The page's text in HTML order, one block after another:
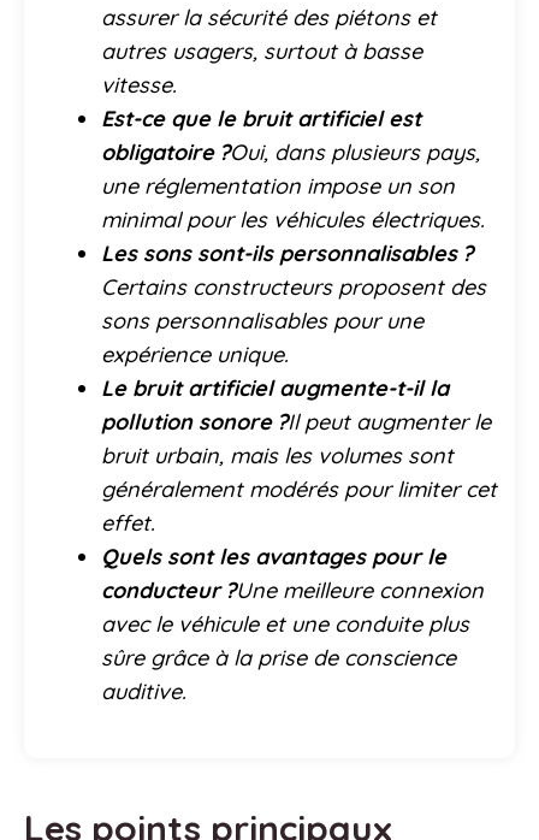
assurer la sécurité des piétons et
autres usagers, surtout à basse
vitesse.
Est-ce que le bruit artificiel est
obligatoire ?Oui, dans plusieurs pays,
une réglementation impose un son
minimal pour les véhicules électriques.
Les sons sont-ils personnalisables ?
Certains constructeurs proposent des
sons personnalisables pour une
expérience unique.
Le bruit artificiel augmente-t-il la
pollution sonore ?Il peut augmenter le
bruit urbain, mais les volumes sont
généralement modérés pour limiter cet
effet.
Quels sont les avantages pour le
conducteur ?Une meilleure connexion
avec le véhicule et une conduite plus
sûre grâce à la prise de conscience
auditive.
Les points principaux